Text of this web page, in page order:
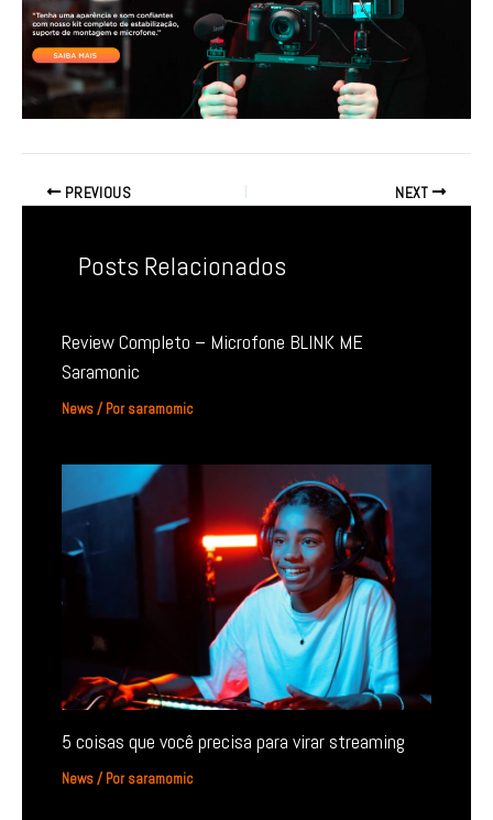
PREVIOUS NEXT
Posts Relacionados
Review Completo – Microfone BLINK ME
Saramonic
News/ Porsaramomic
5 coisas que você precisa para virar streaming
News/ Porsaramomic